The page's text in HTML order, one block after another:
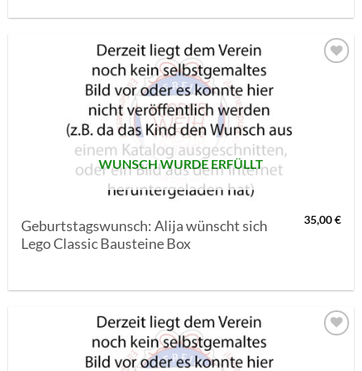
WUNSCH WURDE ERFÜLLT
Geburtstagswunsch: Alija wünscht sich
Lego Classic Bausteine Box
35,00€